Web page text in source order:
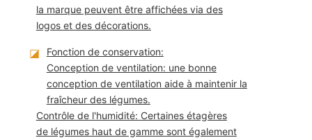
la marque peuvent être affichées via des
logos et des décorations.
◪
Fonction de conservation:
Conception de ventilation: une bonne
conception de ventilation aide à maintenir la
fraîcheur des légumes.
Contrôle de l'humidité: Certaines étagères
de légumes haut de gamme sont également